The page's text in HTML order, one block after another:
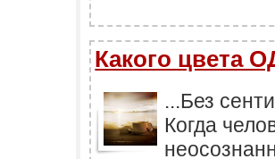
Какого цвета
...Без
Когда